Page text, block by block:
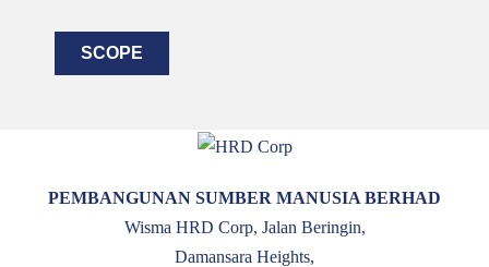
SCOPE
PEMBANGUNAN SUMBER MANUSIA BERHAD
Wisma HRD Corp, Jalan Beringin,
Damansara Heights,